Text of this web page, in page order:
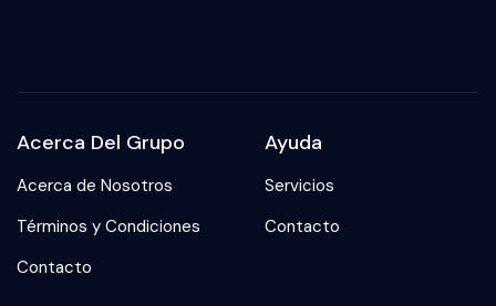
Acerca Del Grupo
Acerca de Nosotros
Términos y Condiciones
Contacto
Ayuda
Servicios
Contacto